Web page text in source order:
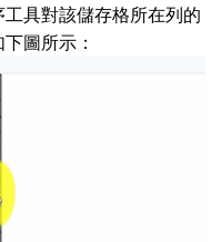
具對該儲存格所在列的
圖所示：